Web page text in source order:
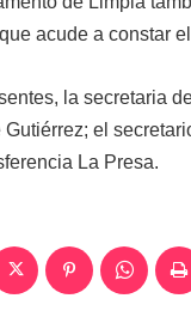
acude a constar
la secretaria
el
La Presa.